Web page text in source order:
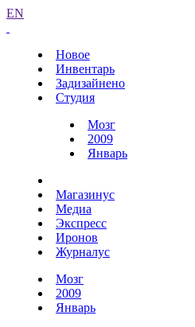
EN
Новое
Инвентарь
Задизайнено
Студия
Мозг
2009
Январь
Магазинус
Медиа
Экспресс
Иронов
Журналус
Мозг
2009
Январь